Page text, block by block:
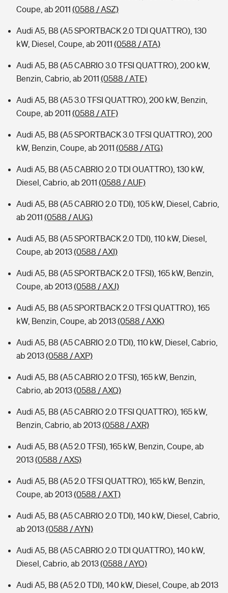
Coupe, ab 2011 (0588 / ASZ)
Audi A5, B8 (A5 SPORTBACK 2.0 TDI QUATTRO), 130
kW, Diesel, Coupe, ab 2011 (0588 / ATA)
Audi A5, B8 (A5 CABRIO 3.0 TFSI QUATTRO), 200 kW,
Benzin, Cabrio, ab 2011 (0588 / ATE)
Audi A5, B8 (A5 3.0 TFSI QUATTRO), 200 kW, Benzin,
Coupe, ab 2011 (0588 / ATF)
Audi A5, B8 (A5 SPORTBACK 3.0 TFSI QUATTRO), 200
kW, Benzin, Coupe, ab 2011 (0588 / ATG)
Audi A5, B8 (A5 CABRIO 2.0 TDI OUATTRO), 130 kW,
Diesel, Cabrio, ab 2011 (0588 / AUF)
Audi A5, B8 (A5 CABRIO 2.0 TDI), 105 kW, Diesel, Cabrio,
ab 2011 (0588 / AUG)
Audi A5, B8 (A5 SPORTBACK 2.0 TDI), 110 kW, Diesel,
Coupe, ab 2013(0588 / AXI)
Audi A5, B8 (A5 SPORTBACK 2.0 TFSI), 165 kW, Benzin,
Coupe, ab 2013(0588 / AXJ)
Audi A5, B8 (A5 SPORTBACK 2.0 TFSI QUATTRO), 165
kW, Benzin, Coupe, ab 2013(0588 / AXK)
Audi A5, B8 (A5 CABRIO 2.0 TDI), 110 kW, Diesel, Cabrio,
ab 2013(0588 / AXP)
Audi A5, B8 (A5 CABRIO 2.0 TFSI), 165 kW, Benzin,
Cabrio, ab 2013(0588 / AXQ)
Audi A5, B8 (A5 CABRIO 2.0 TFSI QUATTRO), 165 kW,
Benzin, Cabrio, ab 2013(0588 / AXR)
Audi A5, B8 (A5 2.0 TFSI), 165 kW, Benzin, Coupe, ab
2013(0588 / AXS)
Audi A5, B8 (A5 2.0 TFSI QUATTRO), 165 kW, Benzin,
Coupe, ab 2013(0588 / AXT)
Audi A5, B8 (A5 CABRIO 2.0 TDI), 140 kW, Diesel, Cabrio,
ab 2013(0588 / AYN)
Audi A5, B8 (A5 CABRIO 2.0 TDI QUATTRO), 140 kW,
Diesel, Cabrio, ab 2013(0588 / AYO)
Audi A5, B8 (A5 2.0 TDI), 140 kW, Diesel, Coupe, ab 2013